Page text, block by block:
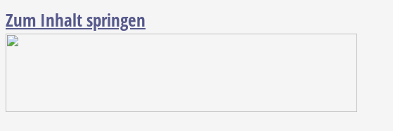
Zum Inhalt springen